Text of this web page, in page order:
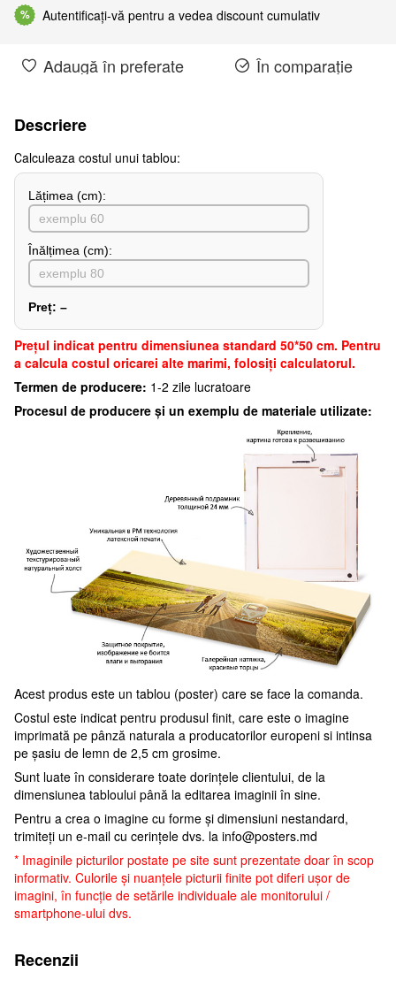
% Autentificați-vă pentru a vedea discount cumulativ
Adaugă în preferate În comparație
Descriere
Сalculeaza costul unui tablou:
Lățimea (сm):
Înălțimea (cm):
Preț: –
Preţul indicat pentru dimensiunea standard 50*50 cm. Pentru
a calcula costul oricarei alte marimi, folosiți calculatorul.
Termen de producere: 1-2 zile lucratoare
Procesul de producere și un exemplu de materiale utilizate:
Acest produs este un tablou (poster) care se face la comanda.
Costul este indicat pentru produsul finit, care este o imagine
imprimată pe pânză naturala a producatorilor europeni si intinsa
pe șasiu de lemn de 2,5 cm grosime.
Sunt luate în considerare toate dorințele clientului, de la
dimensiunea tabloului până la editarea imaginii în sine.
Pentru a crea o imagine cu forme și dimensiuni nestandard,
trimiteți un e-mail cu cerințele dvs. la info@posters.md
* Imaginile picturilor postate pe site sunt prezentate doar în scop
informativ. Culorile și nuanțele picturii finite pot diferi ușor de
imagini, în funcție de setările individuale ale monitorului /
smartphone-ului dvs.
Recenzii